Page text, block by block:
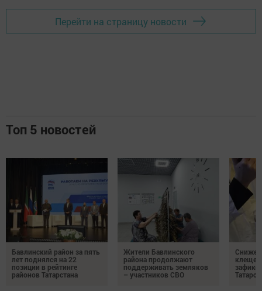
Перейти на страницу новости
Топ 5 новостей
Бавлинский район за пять
лет поднялся на 22
позиции в рейтинге
районов Татарстана
Жители Бавлинского
района продолжают
поддерживать земляков
– участников СВО
клещей